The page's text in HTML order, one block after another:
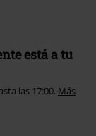
está a tu
las 17:00. Más